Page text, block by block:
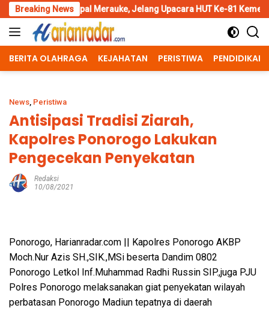
Skip
to
content
Breaking News
Jelang Upacara HUT Ke-81 Kemerdekaan RI
BERITA OLAHRAGA KEJAHATAN PERISTIWA PENDIDIKAN
News, Peristiwa
Antisipasi Tradisi Ziarah,
Kapolres Ponorogo Lakukan
Pengecekan Penyekatan
Redaksi
10/08/2021
Ponorogo, Harianradar.com || Kapolres Ponorogo AKBP
Moch.Nur Azis SH.,SIK.,MSi beserta Dandim 0802
Ponorogo Letkol Inf.Muhammad Radhi Russin SIP.,juga PJU
Polres Ponorogo melaksanakan giat penyekatan wilayah
perbatasan Ponorogo Madiun tepatnya di daerah